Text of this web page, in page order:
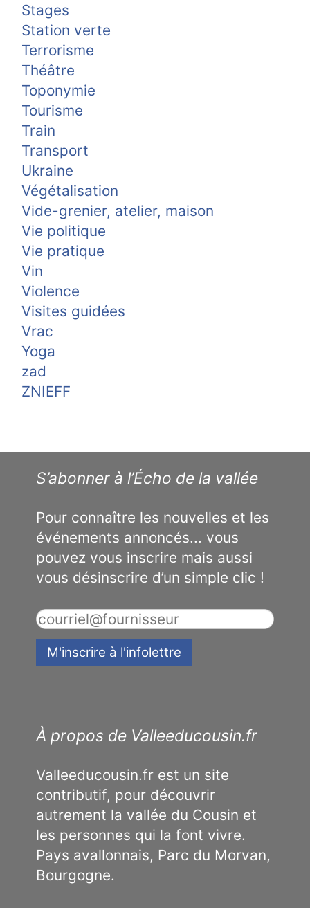
Stages
Station verte
Terrorisme
Théâtre
Toponymie
Tourisme
Train
Transport
Ukraine
Végétalisation
Vide-grenier, atelier, maison
Vie politique
Vie pratique
Vin
Violence
Visites guidées
Vrac
Yoga
zad
ZNIEFF
S’abonner à l’Écho de la vallée
Pour connaître les nouvelles et les
événements annoncés... vous
pouvez vous inscrire mais aussi
vous désinscrire d’un simple clic !
À propos de Valleeducousin.fr
Valleeducousin.fr est un site
contributif, pour découvrir
autrement la vallée du Cousin et
les personnes qui la font vivre.
Pays avallonnais, Parc du Morvan,
Bourgogne.